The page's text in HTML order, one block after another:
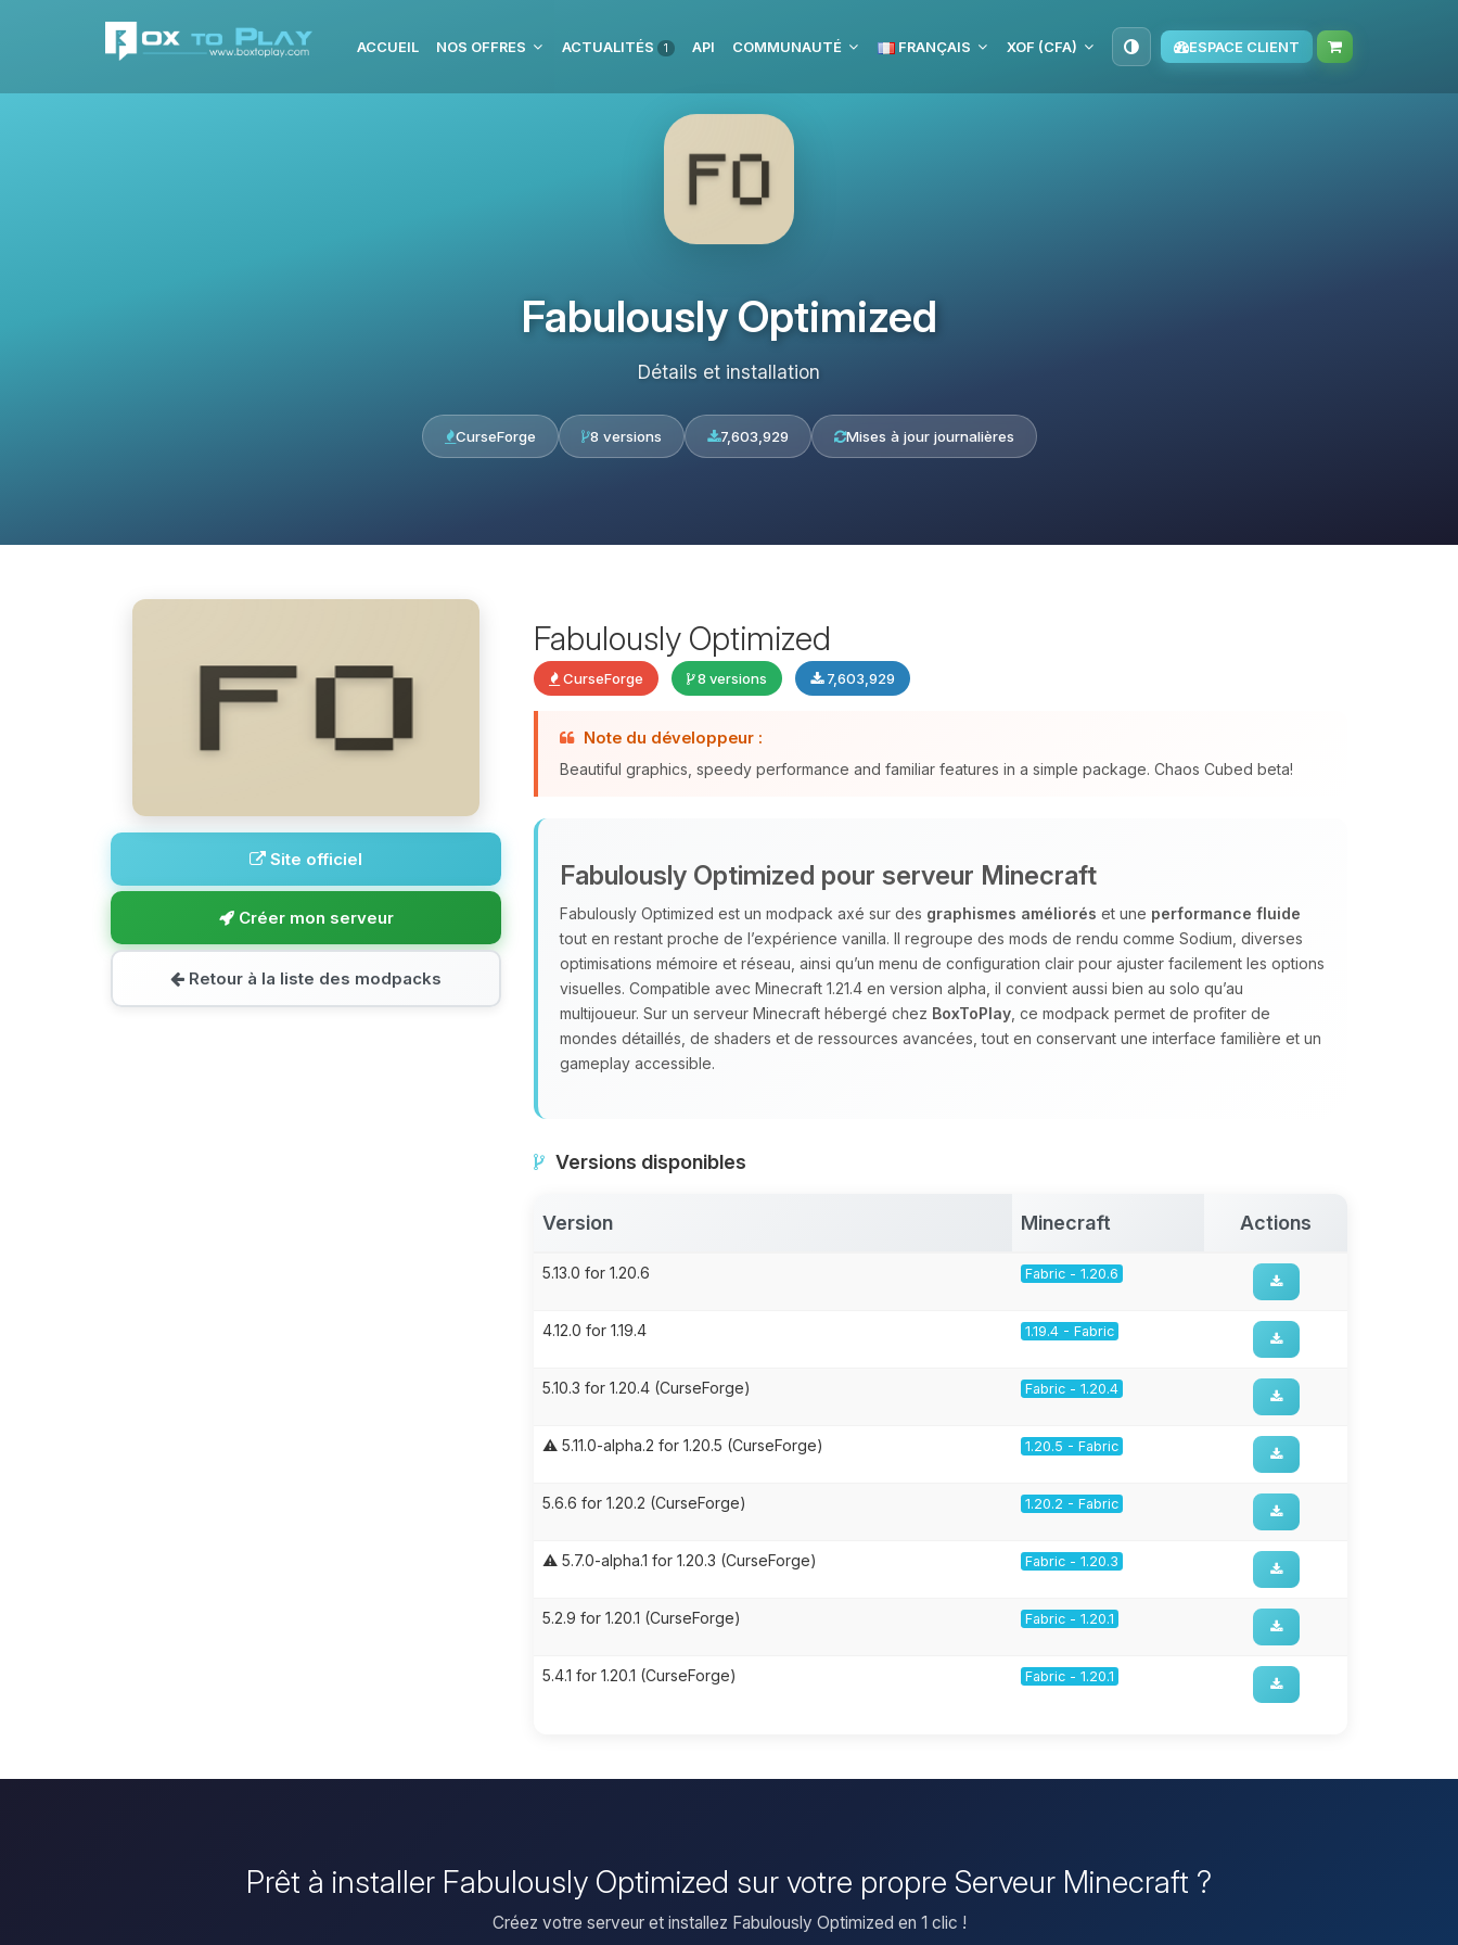
ACCUEIL NOS OFFRES ACTUALITÉS 1 API COMMUNAUTÉ FRANÇAIS XOF (CFA) ESPACE CLIENT
Fabulously Optimized
Détails et installation
CurseForge 8 versions 7,603,929 Mises à jour journalières
Site officiel
Créer mon serveur
Retour à la liste des modpacks
Fabulously Optimized
CurseForge 8 versions 7,603,929
Note du développeur :
Beautiful graphics, speedy performance and familiar features in a simple package. Chaos Cubed beta!
Fabulously Optimized pour serveur Minecraft
Fabulously Optimized est un modpack axé sur des graphismes améliorés et une performance fluide
tout en restant proche de l’expérience vanilla. Il regroupe des mods de rendu comme Sodium, diverses
optimisations mémoire et réseau, ainsi qu’un menu de configuration clair pour ajuster facilement les options
visuelles. Compatible avec Minecraft 1.21.4 en version alpha, il convient aussi bien au solo qu’au
multijoueur. Sur un serveur Minecraft hébergé chez BoxToPlay , ce modpack permet de profiter de
mondes détaillés, de shaders et de ressources avancées, tout en conservant une interface familière et un
gameplay accessible.
Versions disponibles
Version Minecraft Actions
5.13.0 for 1.20.6 Fabric - 1.20.6
4.12.0 for 1.19.4 1.19.4 - Fabric
5.10.3 for 1.20.4 (CurseForge) Fabric - 1.20.4
⚠️ 5.11.0-alpha.2 for 1.20.5 (CurseForge) 1.20.5 - Fabric
5.6.6 for 1.20.2 (CurseForge) 1.20.2 - Fabric
⚠️ 5.7.0-alpha.1 for 1.20.3 (CurseForge) Fabric - 1.20.3
5.2.9 for 1.20.1 (CurseForge) Fabric - 1.20.1
5.4.1 for 1.20.1 (CurseForge) Fabric - 1.20.1
Prêt à installer Fabulously Optimized sur votre propre Serveur Minecraft ?
Créez votre serveur et installez Fabulously Optimized en 1 clic !